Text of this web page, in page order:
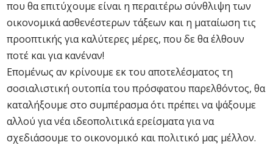
που θα επιτύχουμε είναι η περαιτέρω σύνθλιψη των
οικονομικά ασθενέστερων τάξεων και η ματαίωση τις
προοπτικής για καλύτερες μέρες, που δε θα έλθουν
ποτέ και για κανέναν!
Επομένως αν κρίνουμε εκ του αποτελέσματος τη
σοσιαλιστική ουτοπία του πρόσφατου παρελθόντος, θα
καταλήξουμε στο συμπέρασμα ότι πρέπει να ψάξουμε
αλλού για νέα ιδεοπολιτικά ερείσματα για να
σχεδιάσουμε το οικονομικό και πολιτικό μας μέλλον.